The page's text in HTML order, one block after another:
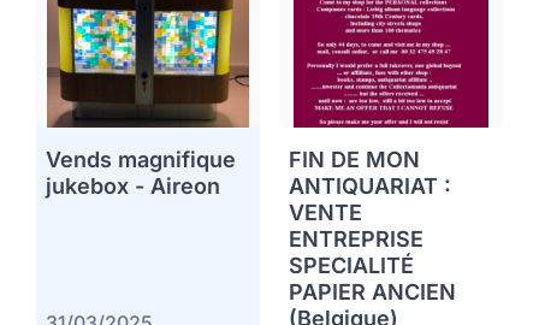
Vends magnifique
jukebox - Aireon
FIN DE MON
ANTIQUARIAT :
VENTE
ENTREPRISE
SPECIALITÉ
PAPIER ANCIEN
(Belgique)